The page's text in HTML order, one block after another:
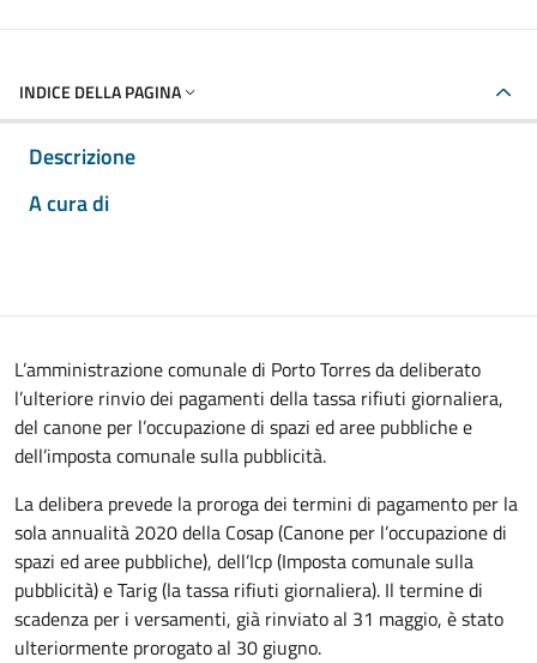
INDICE DELLA PAGINA
Descrizione
A cura di
L’amministrazione comunale di Porto Torres da deliberato
l’ulteriore rinvio dei pagamenti della tassa rifiuti giornaliera,
del canone per l’occupazione di spazi ed aree pubbliche e
dell’imposta comunale sulla pubblicità.
La delibera prevede la proroga dei termini di pagamento per la
sola annualità 2020 della Cosap (Canone per l’occupazione di
spazi ed aree pubbliche), dell’Icp (Imposta comunale sulla
pubblicità) e Tarig (la tassa rifiuti giornaliera). Il termine di
scadenza per i versamenti, già rinviato al 31 maggio, è stato
ulteriormente prorogato al 30 giugno.